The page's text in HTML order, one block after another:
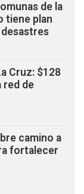
de la
tiene plan
Cruz: $128
red de
camino a
fortalecer